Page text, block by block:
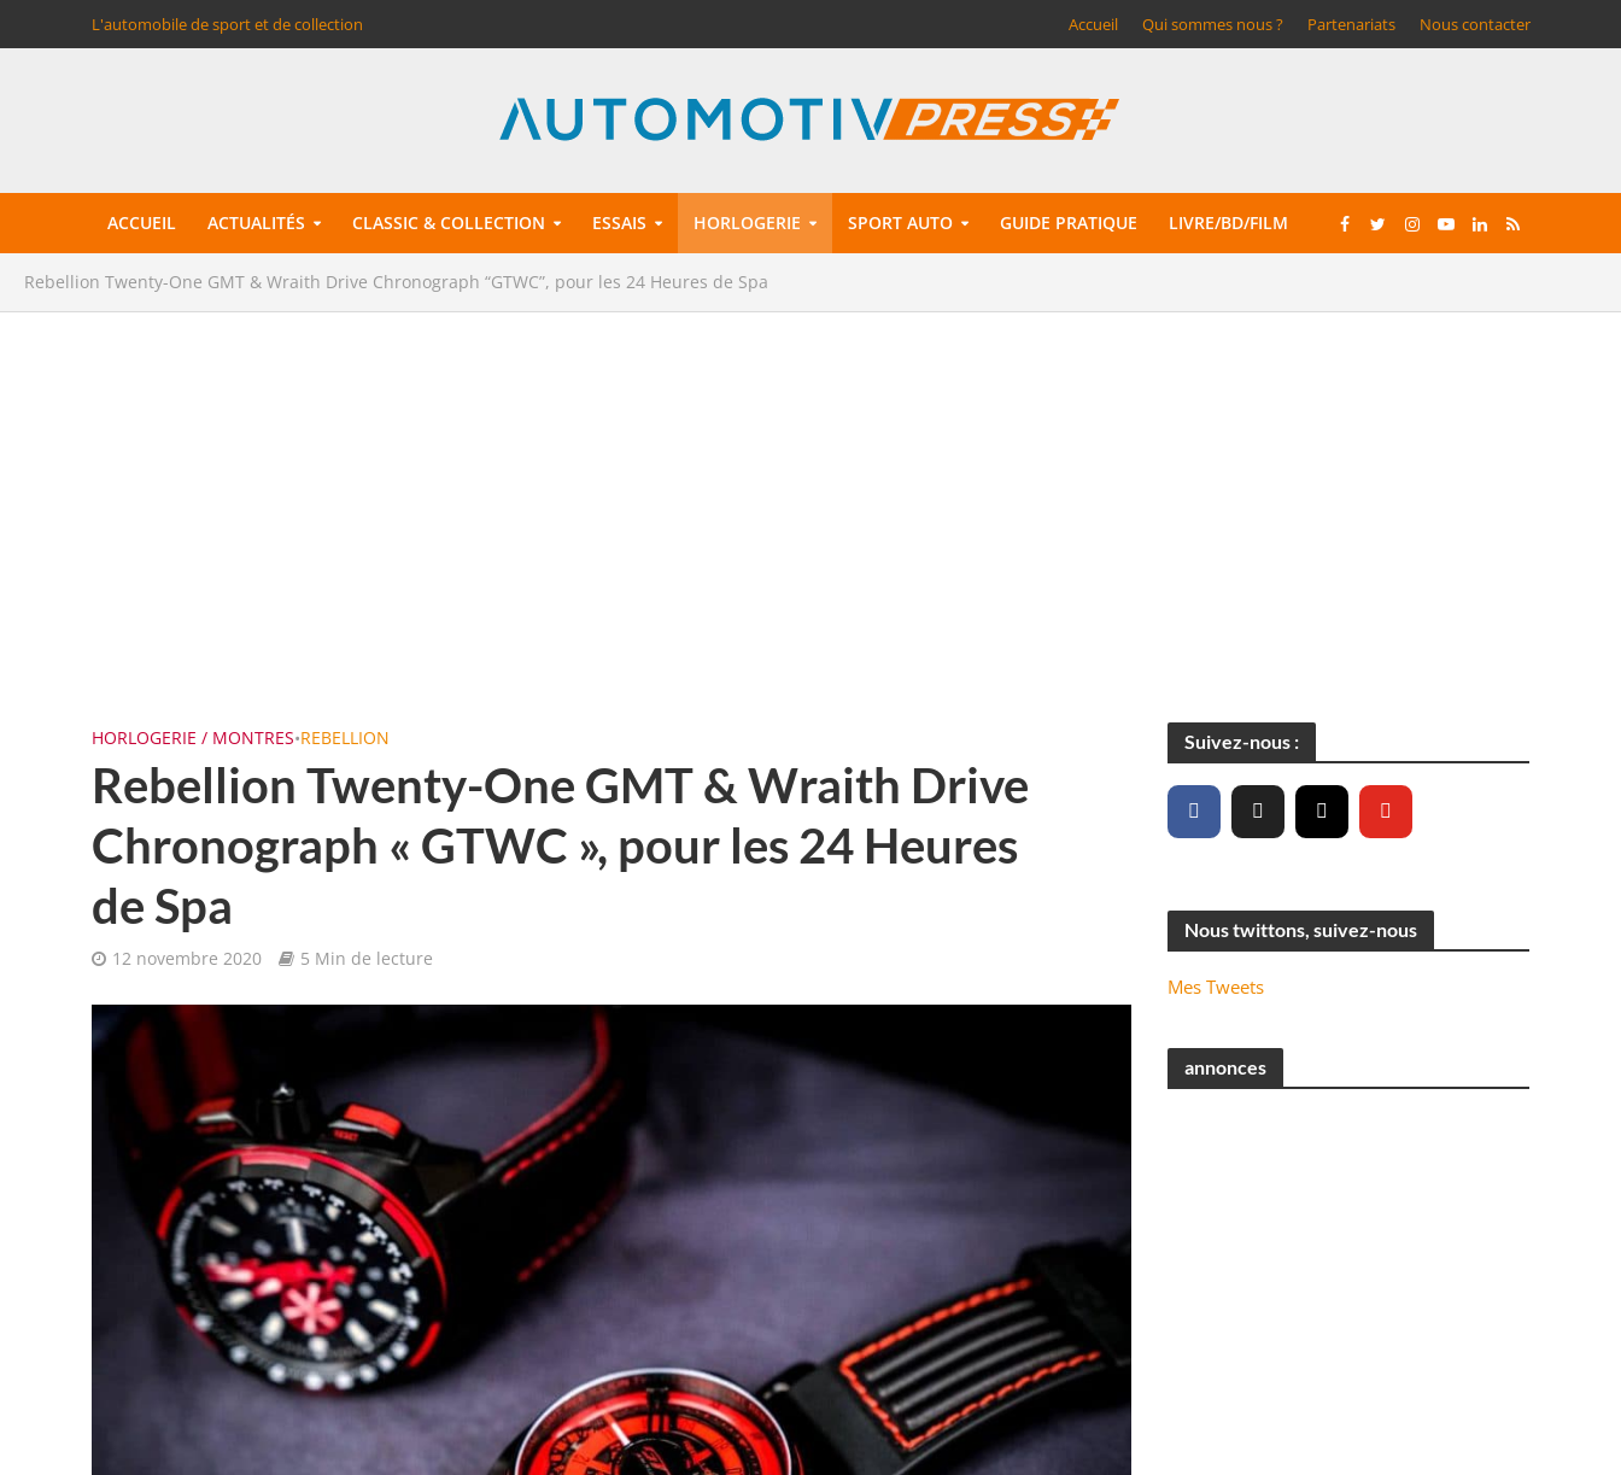
L'automobile de sport et de collection Accueil Qui sommes nous ? Partenariats Nous contacter
ACCUEIL ACTUALITÉS CLASSIC & COLLECTION ESSAIS HORLOGERIE SPORT AUTO GUIDE PRATIQUE LIVRE/BD/FILM
Rebellion Twenty-One GMT & Wraith Drive Chronograph “GTWC”, pour les 24 Heures de Spa
HORLOGERIE / MONTRES•REBELLION
Rebellion Twenty-One GMT & Wraith Drive
Chronograph « GTWC », pour les 24 Heures
de Spa
12 novembre 2020 5 Min de lecture
Suivez-nous :
Nous twittons, suivez-nous
Mes Tweets
annonces